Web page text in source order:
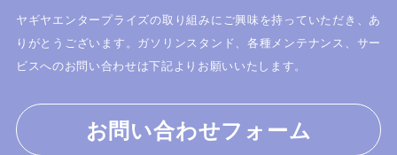
ヤギヤエンタープライズの取り組みにご興味を持っていただき、あ
りがとうございます。
ガソリンスタンド、各種メンテナンス、サー
ビスへのお問い合わせは下記よりお願いいたします。
お問い合わせフォーム